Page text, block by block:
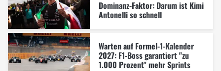
Dominanz-Faktor: Darum ist Kimi
Antonelli so schnell
Warten auf Formel-1-Kalender
2027: F1-Boss garantiert "zu
1.000 Prozent" mehr Sprints